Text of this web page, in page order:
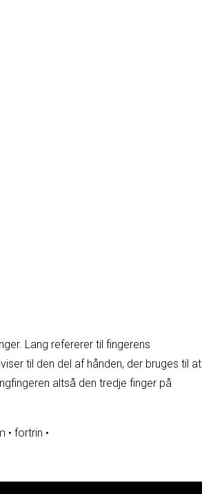
Lang refererer til fingerens
til den del af hånden, der bruges til at
altså den tredje finger på
• fortrin •